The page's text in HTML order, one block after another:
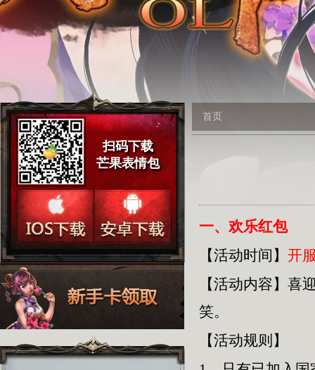
扫码下载
芒果表情包
首页
一、欢乐红包
【活动时间】 开
【活动内容】 喜
笑。
【活动规则】